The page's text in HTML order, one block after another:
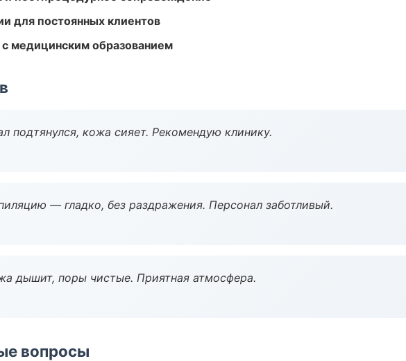
для постоянных клиентов
медицинским образованием
подтянулся, кожа сияет. Рекомендую клинику.
— гладко, без раздражения. Персонал заботливый.
дышит, поры чистые. Приятная атмосфера.
вопросы